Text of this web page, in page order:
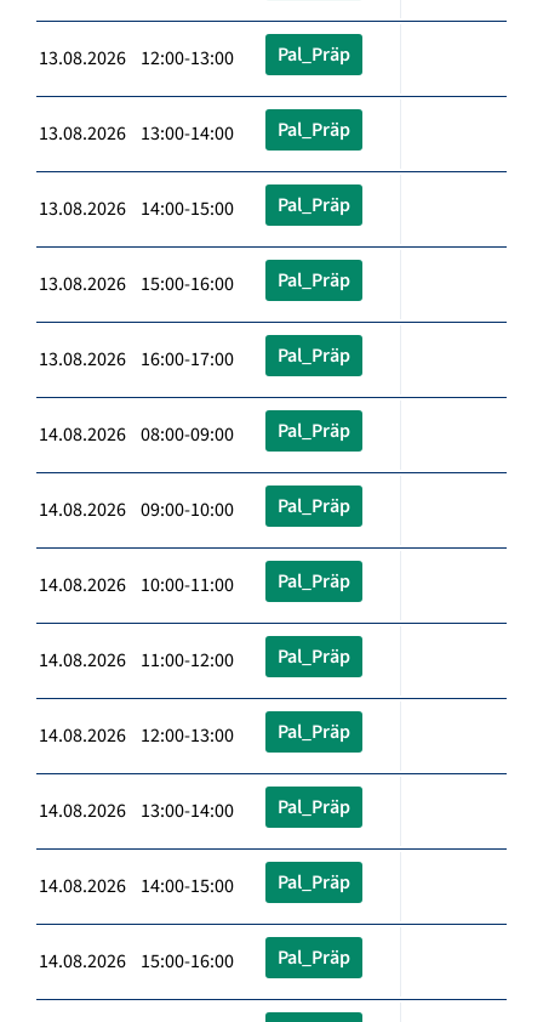
13.08.2026 12:00-13:00 Pal_Präp
13.08.2026 13:00-14:00 Pal_Präp
13.08.2026 14:00-15:00 Pal_Präp
13.08.2026 15:00-16:00 Pal_Präp
13.08.2026 16:00-17:00 Pal_Präp
14.08.2026 08:00-09:00 Pal_Präp
14.08.2026 09:00-10:00 Pal_Präp
14.08.2026 10:00-11:00 Pal_Präp
14.08.2026 11:00-12:00 Pal_Präp
14.08.2026 12:00-13:00 Pal_Präp
14.08.2026 13:00-14:00 Pal_Präp
14.08.2026 14:00-15:00 Pal_Präp
14.08.2026 15:00-16:00 Pal_Präp